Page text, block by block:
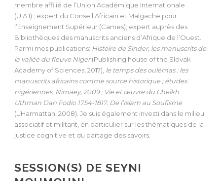
membre affilié de l’Union Académique Internationale
(U.A.I) ; expert du Conseil Africain et Malgache pour
l’Enseignement Supérieur (Cames); expert auprès des
Bibliothèques des manuscrits anciens d’Afrique de l’Ouest.
Parmi mes publications: Histoire de Sinder, les manuscrits de
la vallée du fleuve Niger(Publishing house of the Slovak
Academy of Sciences, 2017), le temps des oulèmas : les
manuscrits africains comme source historique ; études
nigériennes, Nimaey, 2009 ; Vie et œuvre du Cheikh
Uthman Dan Fodio 1754-1817. De l’Islam au Soufisme
(L’Harmattan, 2008). Je suis également investi dans le milieu
associatif et militant, en particulier sur les thématiques de la
justice cognitive et du partage des savoirs.
SESSION(S) DE SEYNI